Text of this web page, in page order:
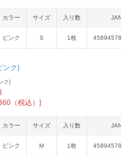
カラー サイズ 入り数 JAN
ピンク Ｓ 1枚
ンク)
ク)
（税込）]
カラー サイズ 入り数 JAN
ピンク Ｍ 1枚